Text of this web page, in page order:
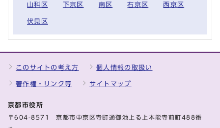
山科区 下京区 南区 右京区 西京区
伏見区
このサイトの考え方 個人情報の取扱い
著作権・リンク等 サイトマップ
京都市役所
〒604-8571 京都市中京区寺町通御池上る上本能寺前町488番